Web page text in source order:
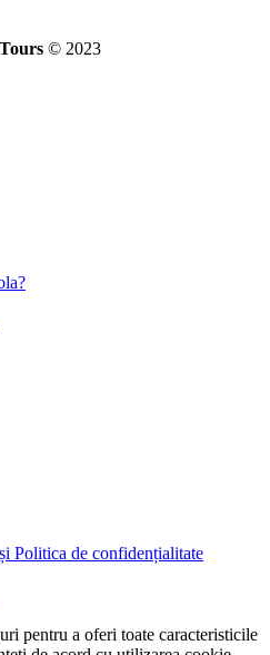
© 2023
Politica de confidențialitate
pentru a oferi toate caracteristicile